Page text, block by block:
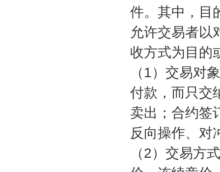
件。其中，目
允许交易者以
收方式为目的
（1）交易对
付款，而只交
卖出；合约签
反向操作、对
（2）交易方